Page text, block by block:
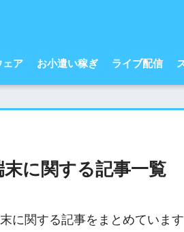
ェア お小遣い稼ぎ ライブ配信
に関する記事一覧
に関する記事をまとめています